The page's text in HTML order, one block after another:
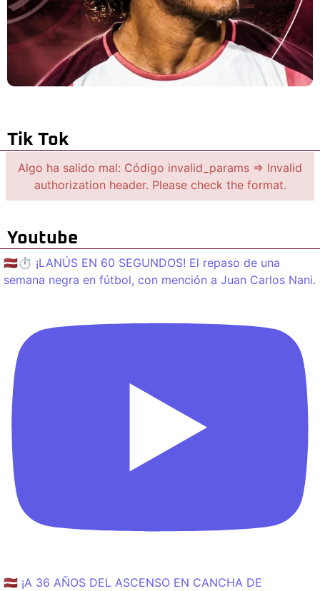
Tik Tok
Algo ha salido mal: Código invalid_params => Invalid
authorization header. Please check the format.
Youtube
🇱🇻⏱️ ¡LANÚS EN 60 SEGUNDOS! El repaso de una
semana negra en fútbol, con mención a Juan Carlos Nani.
🇱🇻 ¡A 36 AÑOS DEL ASCENSO EN CANCHA DE